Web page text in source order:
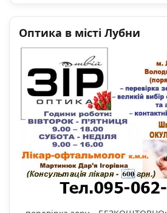
Оптика в місті Лубни